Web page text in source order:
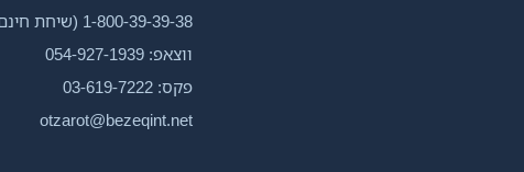
1-800-39-39-38 (שיחת חינם)
ווצאפ: 054-927-1939
פקס: 03-619-7222
otzarot@bezeqint.net